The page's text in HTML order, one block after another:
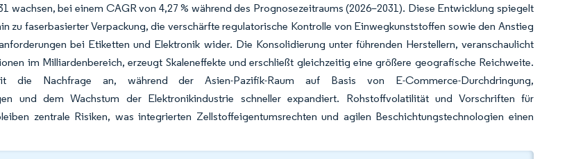
wachsen, bei einem CAGR von 4,27 % während des Prognosezeitraums (2026–2031). Diese Entwicklung spiegelt
zu faserbasierter Verpackung, die verschärfte regulatorische Kontrolle von Einwegkunststoffen sowie den Anstieg
bei Etiketten und Elektronik wider. Die Konsolidierung unter führenden Herstellern, veranschaulicht
im Milliardenbereich, erzeugt Skaleneffekte und erschließt gleichzeitig eine größere geografische Reichweite.
die Nachfrage an, während der Asien-Pazifik-Raum auf Basis von E-Commerce-Durchdringung,
und dem Wachstum der Elektronikindustrie schneller expandiert. Rohstoffvolatilität und Vorschriften für
zentrale Risiken, was integrierten Zellstoffeigentumsrechten und agilen Beschichtungstechnologien einen